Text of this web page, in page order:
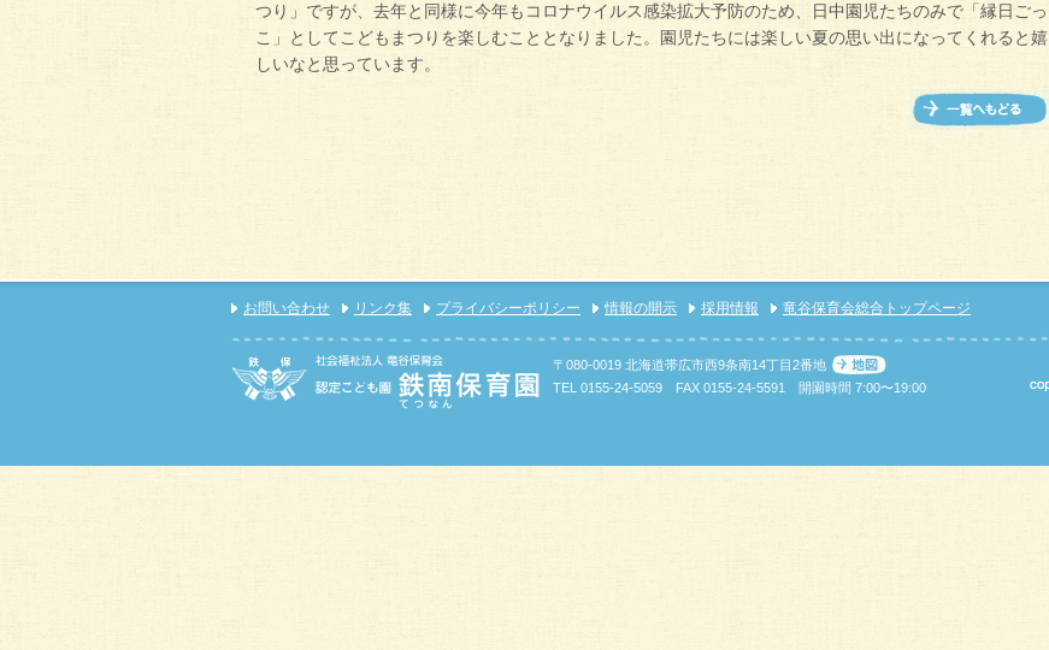
つり」ですが、去年と同様に今年もコロナウイルス感染拡大予防のため、日中園児たちのみで「縁日ごっ
こ」としてこどもまつりを楽しむこととなりました。園児たちには楽しい夏の思い出になってくれると嬉
しいなと思っています。
お問い合わせ リンク集 プライバシーポリシー 情報の開示 採用情報 竜谷保育会総合トップページ
〒080-0019 北海道帯広市西9条南14丁目2番地
TEL 0155-24-5059 FAX 0155-24-5591 開園時間 7:00〜19:00